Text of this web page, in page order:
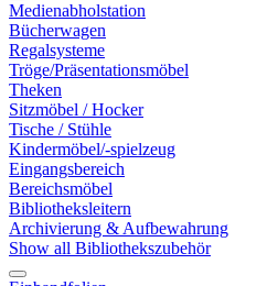
Medienabholstation
Bücherwagen
Regalsysteme
Tröge/Präsentationsmöbel
Theken
Sitzmöbel / Hocker
Tische / Stühle
Kindermöbel/-spielzeug
Eingangsbereich
Bereichsmöbel
Bibliotheksleitern
Archivierung & Aufbewahrung
Show all Bibliothekszubehör